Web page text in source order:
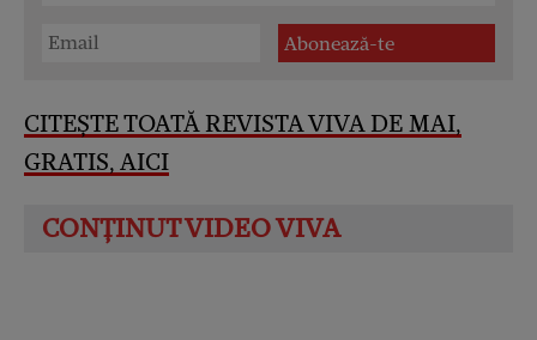
CITEȘTE TOATĂ REVISTA VIVA DE MAI,
GRATIS, AICI